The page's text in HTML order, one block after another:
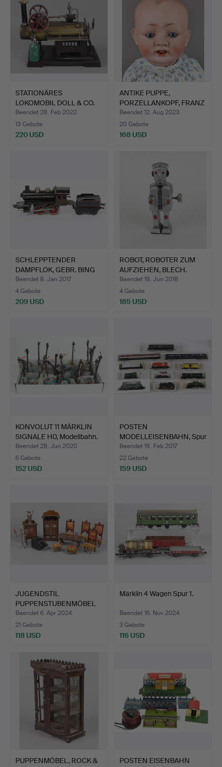
STATIONÄRES
LOKOMOBIL DOLL & CO.
Beendet 28. Feb 2022
13 Gebote
220 USD
ANTIKE PUPPE,
PORZELLANKOPF, FRANZ
SCHMIDT.
Beendet 12. Aug 2023
20 Gebote
168 USD
SCHLEPPTENDER
DAMPFLOK, GEBR. BING
1925/34.
Beendet 8. Jan 2017
4 Gebote
209 USD
ROBOT, ROBOTER ZUM
AUFZIEHEN, BLECH.
Beendet 18. Jun 2018
4 Gebote
185 USD
KONVOLUT 11 MÄRKLIN
SIGNALE H0, Modellbahn.
Beendet 28. Jun 2020
6 Gebote
152 USD
POSTEN
MODELLEISENBAHN, Spur
N.
Beendet 18. Feb 2017
22 Gebote
159 USD
JUGENDSTIL
PUPPENSTUBENMÖBEL
WOHNSTUBE.
Beendet 6. Apr 2024
21 Gebote
118 USD
Märklin 4 Wagen Spur 1.
Beendet 16. Nov 2024
3 Gebote
116 USD
PUPPENMÖBEL, ROCK &
POSTEN EISENBAHN